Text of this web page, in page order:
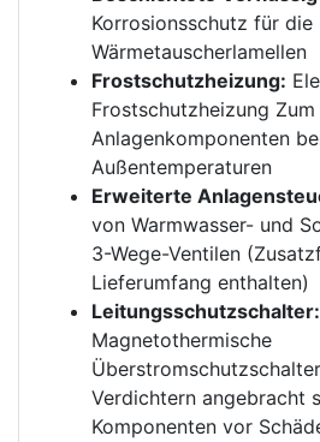
Korrosionsschutz für die
Wärmetauscherlamellen
Frostschutzheizung:
Frostschutzheizung
Anlagenkomponenten
Außentemperaturen
Erweiterte
von Warmwasser- und
3-Wege-Ventilen
Lieferumfang enthalten)
Leitungsschutzschalter:
Magnetothermische
Verdichtern angebracht
Komponenten vor